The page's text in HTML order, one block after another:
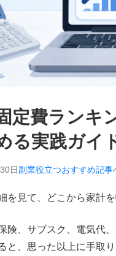
定費ランキ
る実践ガイ
日副業役立つおすすめ記事
を見て、どこから家計
険、サブスク、電気代
と、思った以上に手取り